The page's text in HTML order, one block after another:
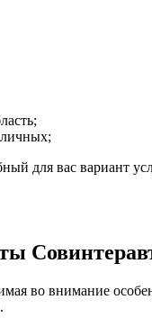
для вас вариант
во внимание